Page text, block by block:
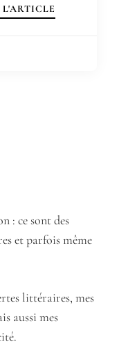
: ce sont des
et parfois même
littéraires, mes
aussi mes